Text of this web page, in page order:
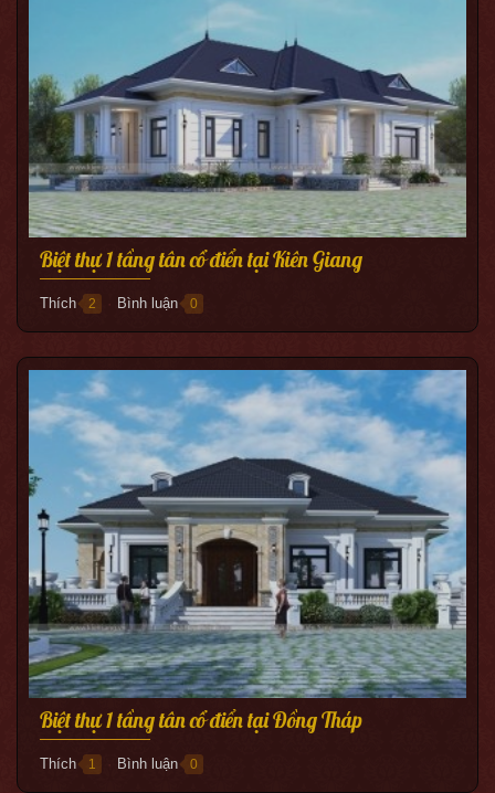
Biệt thự 1 tầng tân cổ điển tại Kiên Giang
Thích 2 ● Bình luận 0
Biệt thự 1 tầng tân cổ điển tại Đồng Tháp
Thích 1 ● Bình luận 0